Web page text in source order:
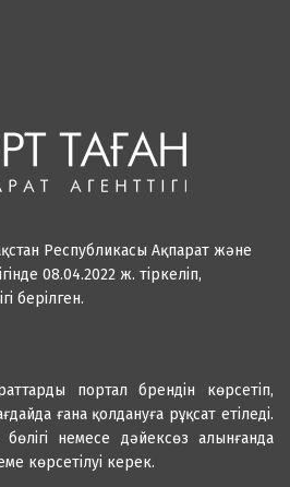
Республикасы Ақпарат және
08.04.2022 ж. тіркеліп,
берілген.
портал брендін көрсетіп,
ғана қолдануға рұқсат етіледі.
бөлігі немесе дәйексөз алынғанда
көрсетілуі керек.